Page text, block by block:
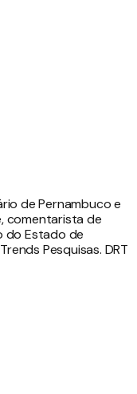
de Pernambuco e
comentarista de
do Estado de
Pesquisas. DRT